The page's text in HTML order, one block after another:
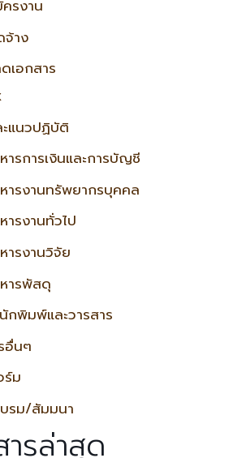
รงาน
าง
เอกสาร
แนวปฏิบัติ
ารการเงินและการบัญชี
ารงานทรัพยากรบุคคล
ารงานทั่วไป
ารงานวิจัย
ารพัสดุ
กพิมพ์และวารสาร
อื่นๆ
ม
รม/สัมมนา
ารล่าสุด